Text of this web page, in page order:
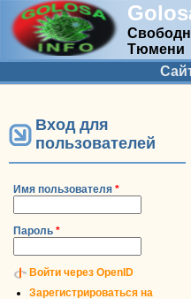
Тюмени
Вход для
пользователей
Имя пользователя *
Пароль *
Войти через OpenID
Зарегистрироваться на